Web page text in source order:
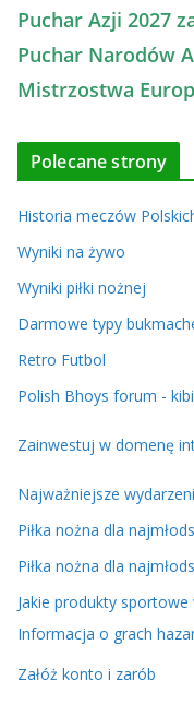
Puchar Azji 2027
Puchar Narodów
Mistrzostwa
Polecane strony
Historia meczów
Wyniki na żywo
Wyniki piłki nożnej
Darmowe typy
Retro Futbol
Polish Bhoys forum -
Zainwestuj w domenę
Najważniejsze
Piłka nożna dla
Piłka nożna dla
Jakie produkty
Informacja o grach
Załóż konto i zarób